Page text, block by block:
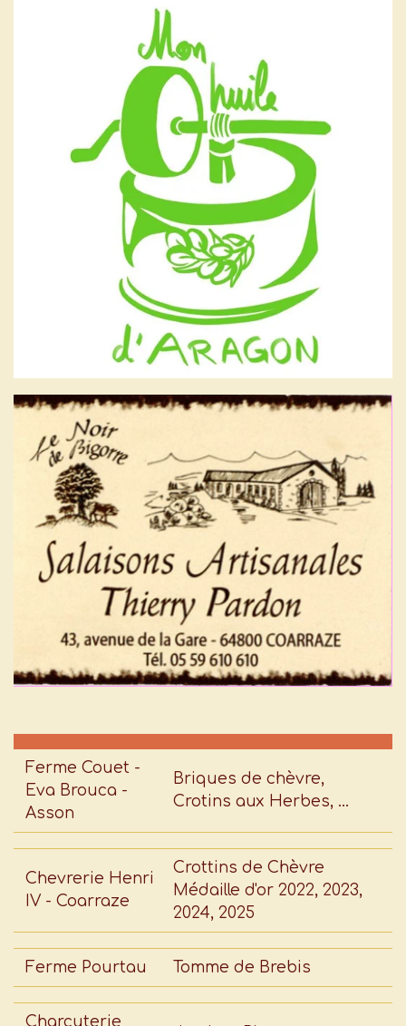
Ferme Couet -
Eva Brouca -
Asson
Briques de chèvre,
Crotins aux Herbes, ...
Chevrerie Henri
IV - Coarraze
Crottins de Chèvre
Médaille d'or 2022, 2023,
2024, 2025
Ferme Pourtau Tomme de Brebis
Charcuterie